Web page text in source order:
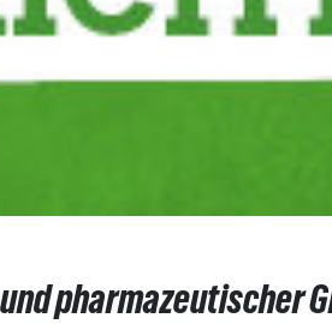
pharmazeutischer